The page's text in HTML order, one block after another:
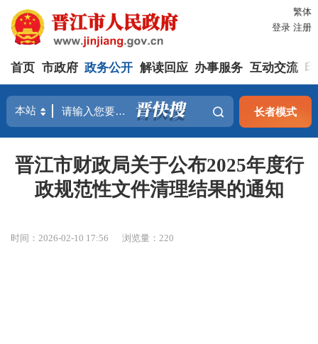
繁体
登录 注册
首页 市政府 政务公开 解读回应 办事服务 互动交流
长者模式
晋江市财政局关于公布2025年度行
政规范性文件清理结果的通知
时间：2026-02-10 17:56 浏览量：220